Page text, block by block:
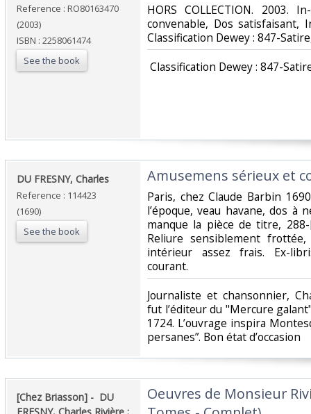
Reference : RO80163470
(2003)
ISBN : 2258061474
See the book
‎HORS COLLECTION. 2003.
convenable, Dos
Classification Dewey : 847-
Classification Dewey : 847-
‎DU FRESNY, Charles‎
Reference : 114423
(1690)
See the book
‎Amusemens sérieux et
‎Paris, chez Claude Barbin
l’époque, veau havane, dos à
manque la pièce de titre,
Reliure sensiblement
intérieur assez frais. Ex-
courant.‎
‎Journaliste et chansonnier,
fut l’éditeur du "Mercure
1724. L’ouvrage inspira
persanes”. Bon état d’occasion ‎
‎[Chez Briasson] - ‎ ‎DU
‎Oeuvres de Monsieur